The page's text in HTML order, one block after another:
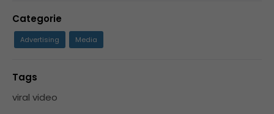
Categorie
Advertising Media
Tags
viral video